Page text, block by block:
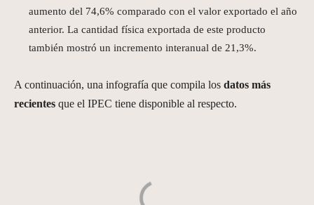
aumento del 74,6% comparado con el valor exportado el año
anterior. La cantidad física exportada de este producto
también mostró un incremento interanual de 21,3%.
A continuación, una infografía que compila los datos más
recientes que el IPEC tiene disponible al respecto.